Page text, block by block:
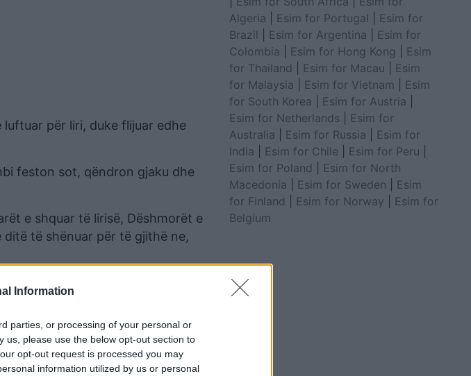
Information
parties, or processing of your personal or
us, please use the below opt-out section to
opt-out request is processed you may
information utilized by us or personal
për liri, duke flijuar edhe
feston sot, qëndron gjaku dhe
e shquar të lirisë, Dëshmorët e
ditë të shënuar për të gjithë ne,
respektin tonë të përjetshëm.
të Kosovës!/albeu.com/
Algeria
Esim for Portugal
Esim for
Brazil
Esim for Argentina
Esim for
Colombia
Esim for Hong Kong
Esim
for Thailand
Esim for Macau
Esim
for Malaysia
Esim for Vietnam
Esim
for South Korea
Esim for Austria
Esim for Netherlands
Esim for
Australia
Esim for Russia
Esim for
India
Esim for Chile Esim for Peru
Esim for Poland
Esim for North
Macedonia
Esim for Sweden
Esim
for Finland
Esim for Norway
Esim for
Belgium